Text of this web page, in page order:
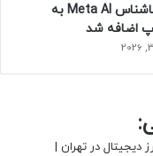
حالت ناشناس Meta AI به
اضافه شد
در تهران |